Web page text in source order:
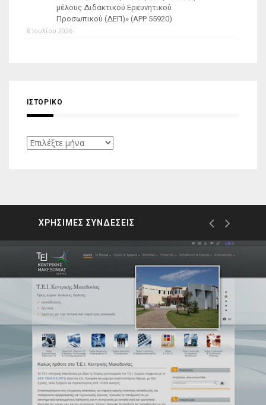
μέλους Διδακτικού Ερευνητικού
Προσωπικού (ΔΕΠ)» (APP 55920)
8 Ιουλίου 2026
ΙΣΤΟΡΙΚΌ
Ιστορικό
ΧΡΗΣΙΜΕΣ ΣΥΝΔΕΣΕΙΣ